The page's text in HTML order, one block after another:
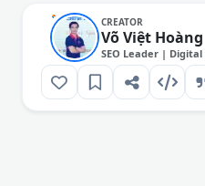
CREATOR
Võ Việt Hoàng
SEO Leader |